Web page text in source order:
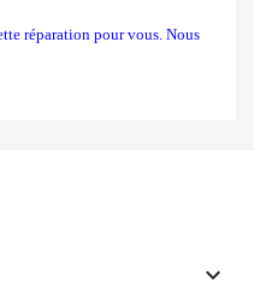
réparation pour vous. Nous
